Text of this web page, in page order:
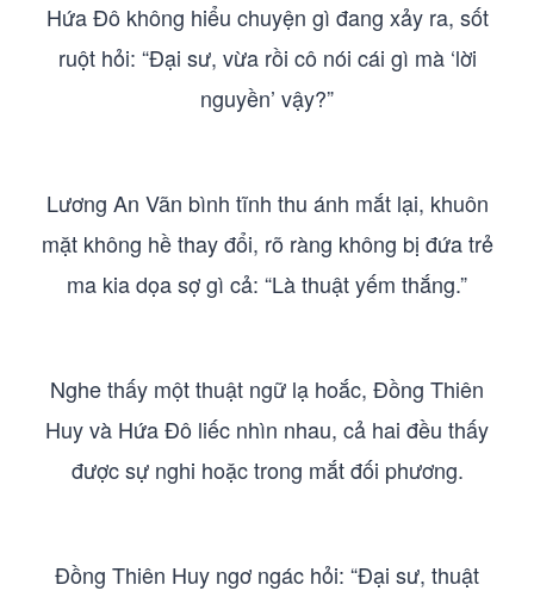
Hứa Đô không hiểu chuyện gì đang xảy ra, sốt
ruột hỏi: “Đại sư, vừa rồi cô nói cái gì mà ‘lời
nguyền’ vậy?”
Lương An Vãn bình tĩnh thu ánh mắt lại, khuôn
mặt không hề thay đổi, rõ ràng không bị đứa trẻ
ma kia dọa sợ gì cả: “Là thuật yếm thắng.”
Nghe thấy một thuật ngữ lạ hoắc, Đồng Thiên
Huy và Hứa Đô liếc nhìn nhau, cả hai đều thấy
được sự nghi hoặc trong mắt đối phương.
Đồng Thiên Huy ngơ ngác hỏi: “Đại sư, thuật